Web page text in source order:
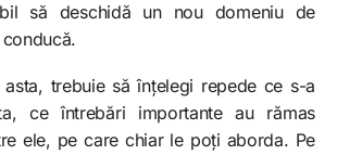
să deschidă un nou domeniu de
trebuie să înțelegi repede ce s-a
ce întrebări importante au rămas
ele, pe care chiar le poți aborda. Pe